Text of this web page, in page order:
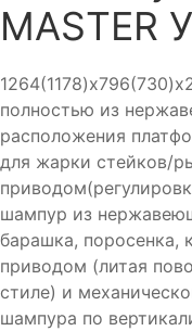
MASTER
полностью из
расположения
для жарки стейков/
шампур из
барашка, поросенка,
приводом (литая
стиле) и
шампура по